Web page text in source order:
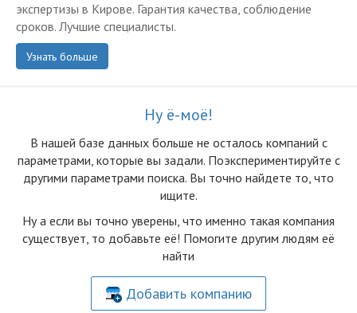
экспертизы в Кирове. Гарантия качества, соблюдение
сроков. Лучшие специалисты.
Узнать больше
Ну ё-моё!
В нашей базе данных больше не осталоcь компаний с
параметрами, которые вы задали. Поэкспериментируйте с
другими параметрами поиска. Вы точно найдете то, что
ищите.
Ну а если вы точно уверены, что именно такая компания
существует, то добавьте её! Помогите другим людям её
найти
Добавить компанию